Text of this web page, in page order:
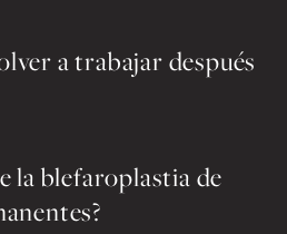
a trabajar después
la blefaroplastia de